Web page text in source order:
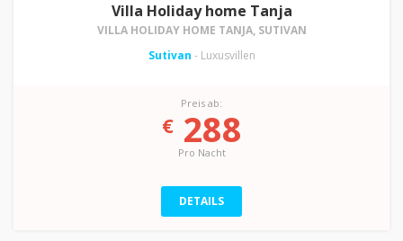
Villa Holiday home Tanja
VILLA HOLIDAY HOME TANJA, SUTIVAN
Sutivan - Luxusvillen
Preis ab:
€288
Pro Nacht
DETAILS